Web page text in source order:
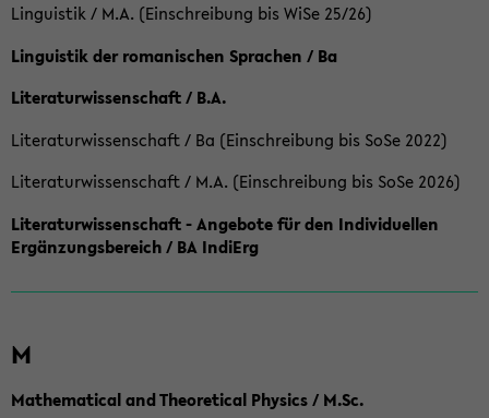
Linguistik / M.A. (Einschreibung bis WiSe 25/26)
Linguistik der romanischen Sprachen / Ba
Literaturwissenschaft / B.A.
Literaturwissenschaft / Ba (Einschreibung bis SoSe 2022)
Literaturwissenschaft / M.A. (Einschreibung bis SoSe 2026)
Literaturwissenschaft - Angebote für den Individuellen
Ergänzungsbereich / BA IndiErg
M
Mathematical and Theoretical Physics / M.Sc.